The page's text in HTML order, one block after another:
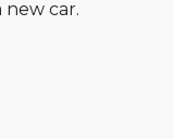
new car.